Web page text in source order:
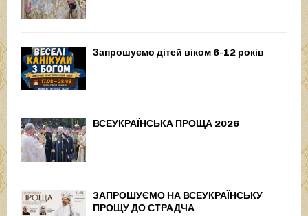
Запрошуємо дітей віком 6-12 років
ВСЕУКРАЇНСЬКА ПРОЩА 2026
ЗАПРОШУЄМО НА ВСЕУКРАЇНСЬКУ
ПРОЩУ ДО СТРАДЧА